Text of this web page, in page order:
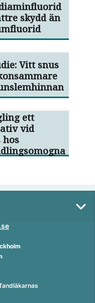
skydd än
Vitt snus
ett
vid
hos